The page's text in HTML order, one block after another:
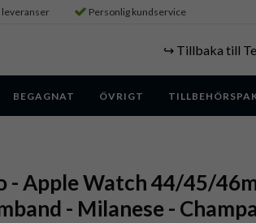
leveranser Personlig kundservice
↪️ Tillbaka till
BEGAGNAT ÖVRIGT
- Apple Watch 44/45/
- Milanese -